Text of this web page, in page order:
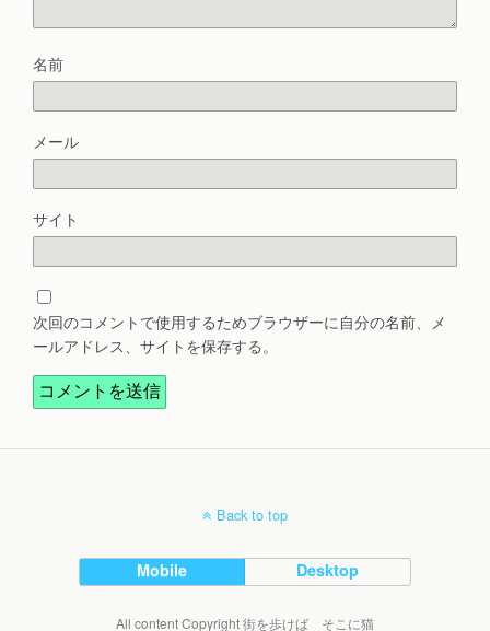
名前
メール
サイト
次回のコメントで使用するためブラウザーに自分の名前、メ
ールアドレス、サイトを保存する。
Back to top
Mobile Desktop
All content Copyright 街を歩けば そこに猫